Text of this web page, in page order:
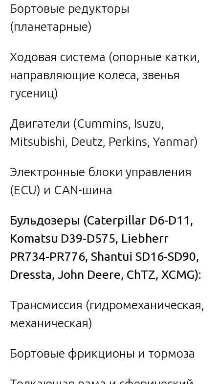
Бортовые редукторы
(планетарные)
Ходовая система (опорные катки,
направляющие колеса, звенья
гусениц)
Двигатели (Cummins, Isuzu,
Mitsubishi, Deutz, Perkins, Yanmar)
Электронные блоки управления
(ECU) и CAN-шина
Бульдозеры (Caterpillar D6-D11,
Komatsu D39-D575, Liebherr
PR734-PR776, Shantui SD16-SD90,
Dressta, John Deere, ChTZ, XCMG):
Трансмиссия (гидромеханическая,
механическая)
Бортовые фрикционы и тормоза